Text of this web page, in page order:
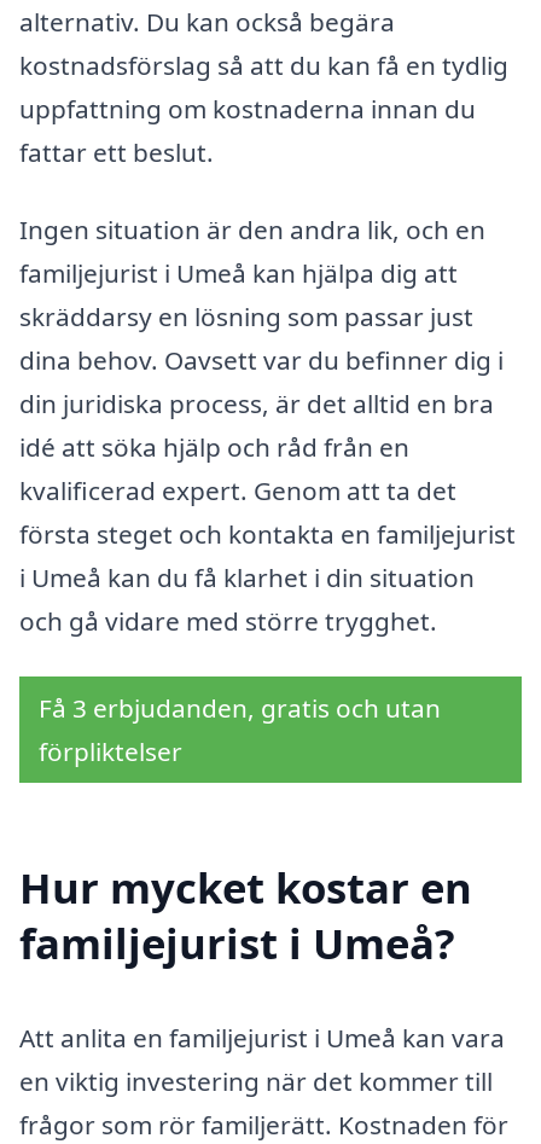
alternativ. Du kan också begära
kostnadsförslag så att du kan få en tydlig
uppfattning om kostnaderna innan du
fattar ett beslut.
Ingen situation är den andra lik, och en
familjejurist i Umeå kan hjälpa dig att
skräddarsy en lösning som passar just
dina behov. Oavsett var du befinner dig i
din juridiska process, är det alltid en bra
idé att söka hjälp och råd från en
kvalificerad expert. Genom att ta det
första steget och kontakta en familjejurist
i Umeå kan du få klarhet i din situation
och gå vidare med större trygghet.
Få 3 erbjudanden, gratis och utan
förpliktelser
Hur mycket kostar en
familjejurist i Umeå?
Att anlita en familjejurist i Umeå kan vara
en viktig investering när det kommer till
frågor som rör familjerätt. Kostnaden för